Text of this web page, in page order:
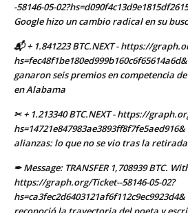
-58146-05-
Google hizo un cambio radical en su
📬 + 1.841223 BTC.NEXT - https://
ganaron seis premios en competencia
en Alabama
✂ + 1.213340 BTC.NEXT - https://
alianzas: lo que no se vio tras la
✒ Message: TRANSFER 1,708939 BTC.
https://graph.org/Ticket--58146-05-02?